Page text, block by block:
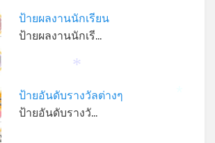
ป้ายผลงานนักเรียน
ป้ายผลงานนักเรี…
ป้ายอันดับรางวัลต่างๆ
ป้ายอันดับรางวั…